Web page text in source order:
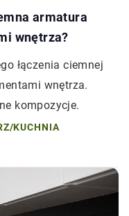
armatura
wnętrza?
łączenia ciemnej
wnętrza.
kompozycje.
/KUCHNIA